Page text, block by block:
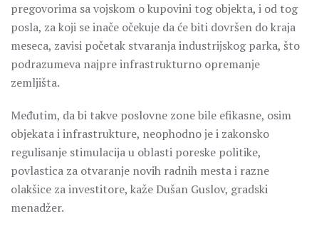
pregovorima sa vojskom o kupovini tog objekta, i od tog
posla, za koji se inače očekuje da će biti dovršen do kraja
meseca, zavisi početak stvaranja industrijskog parka, što
podrazumeva najpre infrastrukturno opremanje
zemljišta.
Međutim, da bi takve poslovne zone bile efikasne, osim
objekata i infrastrukture, neophodno je i zakonsko
regulisanje stimulacija u oblasti poreske politike,
povlastica za otvaranje novih radnih mesta i razne
olakšice za investitore, kaže Dušan Guslov, gradski
menadžer.